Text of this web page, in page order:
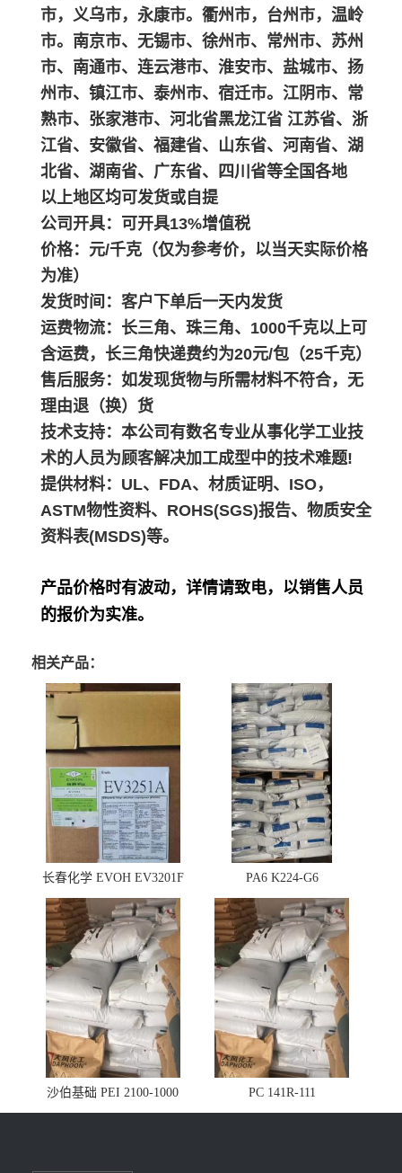
市，义乌市，永康市。衢州市，台州市，温岭
市。南京市、无锡市、徐州市、常州市、苏州
市、南通市、连云港市、淮安市、盐城市、扬
州市、镇江市、泰州市、宿迁市。江阴市、常
熟市、张家港市、河北省黑龙江省 江苏省、浙
江省、安徽省、福建省、山东省、河南省、湖
北省、湖南省、广东省、四川省等全国各地
以上地区均可发货或自提
公司开具：可开具13%增值税
价格：元/千克（仅为参考价，以当天实际价格
为准）
发货时间：客户下单后一天内发货
运费物流：长三角、珠三角、1000千克以上可
含运费，长三角快递费约为20元/包（25千克）
售后服务：如发现货物与所需材料不符合，无
理由退（换）货
技术支持：本公司有数名专业从事化学工业技
术的人员为顾客解决加工成型中的技术难题!
提供材料：UL、FDA、材质证明、ISO，
ASTM物性资料、ROHS(SGS)报告、物质安全
资料表(MSDS)等。
产品价格时有波动，详情请致电，以销售人员
的报价为实准。
相关产品：
长春化学 EVOH EV3201F PA6 K224-G6
沙伯基础 PEI 2100-1000 PC 141R-111